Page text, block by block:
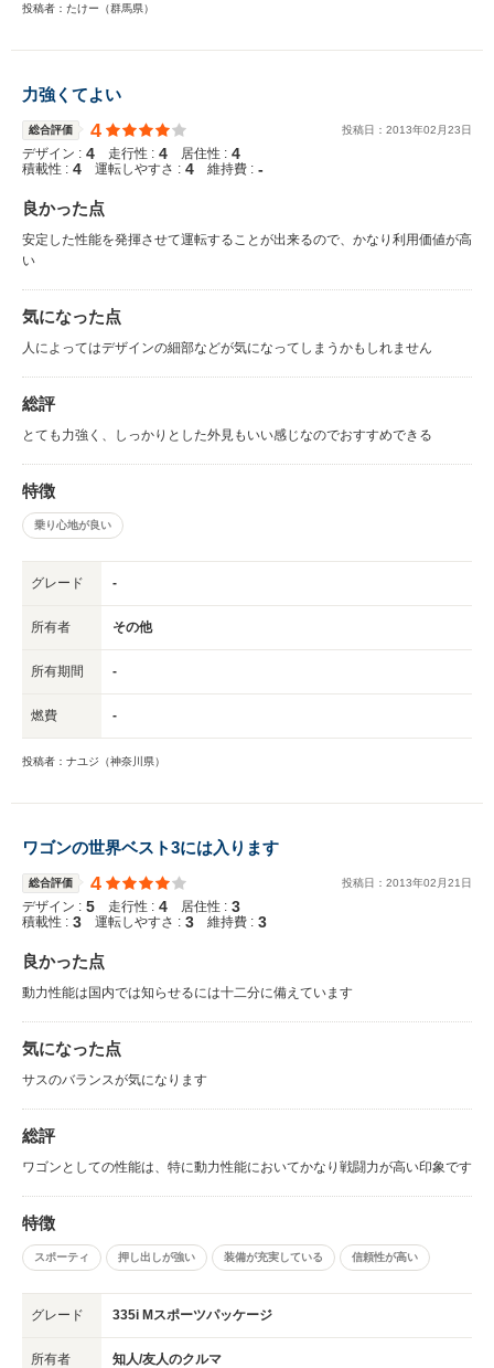
投稿者：たけー（群馬県）
力強くてよい
総合評価 4 投稿日： 2013年02 月23日
デザイン : 4 走行性 : 4 居住性 : 4
積載性 : 4 運転しやすさ : 4 維持費 : -
良かった点
安定した性能を発揮させて運転することが出来るので、かなり利用価値が高
い
気になった点
人によってはデザインの細部などが気になってしまうかもしれません
総評
とても力強く、しっかりとした外見もいい感じなのでおすすめできる
特徴
乗り心地が良い
グレード -
所有者 その他
所有期間 -
燃費 -
投稿者：ナユジ（神奈川県）
ワゴンの世界ベスト3には入ります
総合評価 4 投稿日： 2013年02 月21 日
デザイン : 5 走行性 : 4 居住性 : 3
積載性 : 3 運転しやすさ : 3 維持費 : 3
良かった点
動力性能は国内では知らせるには十二分に備えています
気になった点
サスのバランスが気になります
総評
ワゴンとしての性能は、特に動力性能においてかなり戦闘力が高い印象です
特徴
スポーティ 押し出しが強い 装備が充実している 信頼性が高い
グレード 335i Mスポーツパッケージ
所有者 知人/友人のクルマ